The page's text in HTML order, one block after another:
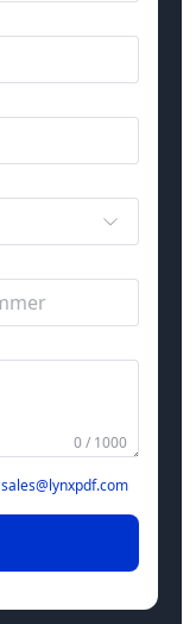
0 / 1000
sales@lynxpdf.com